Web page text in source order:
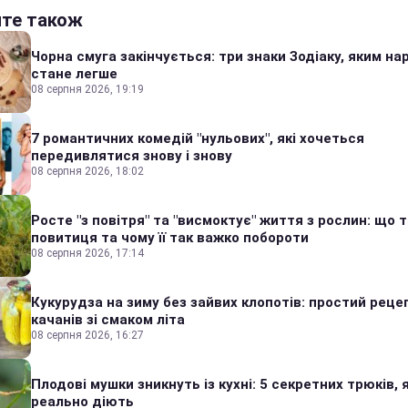
також
Чорна смуга закінчується: три знаки Зодіаку, яким
стане легше
08 серпня 2026, 19:19
7 романтичних комедій "нульових", які хочеться
передивлятися знову і знову
08 серпня 2026, 18:02
Росте "з повітря" та "висмоктує" життя з рослин: що
повитиця та чому її так важко побороти
08 серпня 2026, 17:14
Кукурудза на зиму без зайвих клопотів: простий
качанів зі смаком літа
08 серпня 2026, 16:27
Плодові мушки зникнуть із кухні: 5 секретних трюків,
реально діють